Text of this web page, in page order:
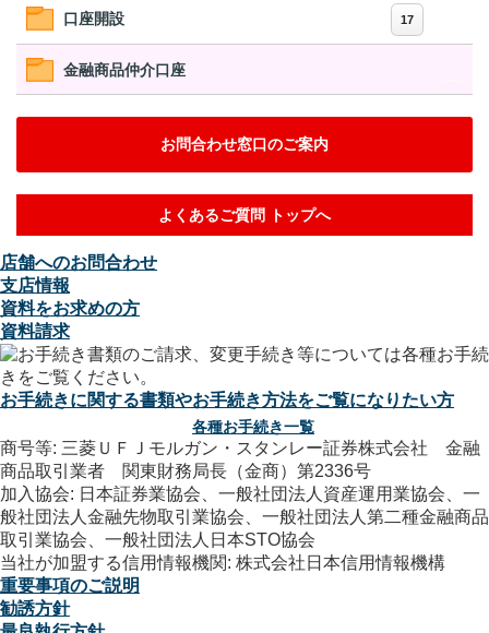
口座開設 17
金融商品仲介口座
お問合わせ窓口のご案内
よくあるご質問 トップへ
店舗へのお問合わせ
支店情報
資料をお求めの方
資料請求
お手続きに関する書類やお手続き方法をご覧になりたい方
各種お手続き一覧
商号等: 三菱ＵＦＪモルガン・スタンレー証券株式会社 金融
商品取引業者 関東財務局長（金商）第2336号
加入協会: 日本証券業協会、一般社団法人資産運用業協会、一
般社団法人金融先物取引業協会、一般社団法人第二種金融商品
取引業協会、一般社団法人日本STO協会
当社が加盟する信用情報機関: 株式会社日本信用情報機構
重要事項のご説明
勧誘方針